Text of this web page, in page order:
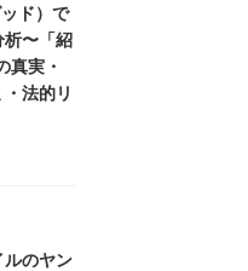
ド）で
析〜「紹
真実・
法的リ
ルのヤン